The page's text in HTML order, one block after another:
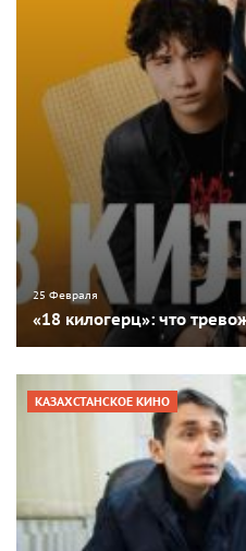
25 Февраля
«18 килогерц»: что
КАЗАХСТАНСКОЕ КИНО